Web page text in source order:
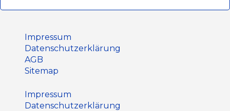
Impressum
Datenschutz­erklärung
AGB
Sitemap
Impressum
Datenschutz­erklärung